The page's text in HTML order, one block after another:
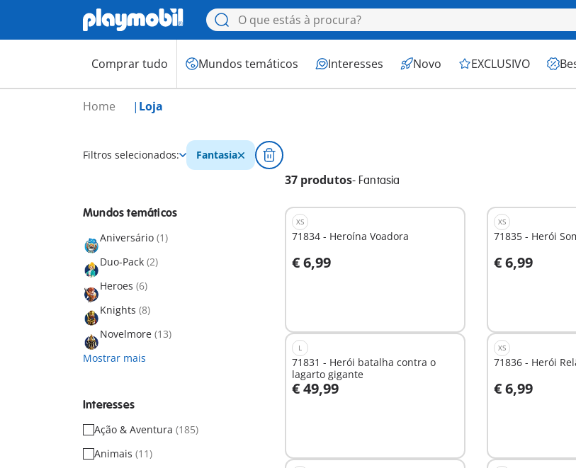
Comprar tudo Mundos temáticos Interesses Novo EXCLUSIVO
Home Loja
Filtros selecionados: Fantasia
37 produtos- Fantasia
Mundos temáticos
Aniversário (1)
Duo-Pack (2)
Heroes (6)
Knights (8)
Novelmore (13)
Mostrar mais
Interesses
Ação & Aventura (185)
Animais (11)
XS
71834 - Heroína Voadora
€ 6,99
Ao carrinho
XS
71835 - Herói
€ 6,99
Ao carrinho
L
71831 - Herói batalha contra o
lagarto gigante
€ 49,99
Ao carrinho
XS
71836 - Herói
€ 6,99
Ao carrinho